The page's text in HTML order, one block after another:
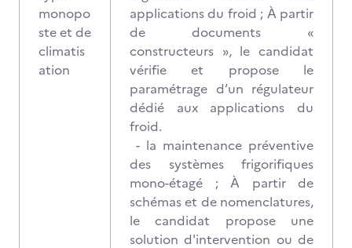
monopo
ste et de
climatis
ation
applications du froid ; À partir
de documents «
constructeurs », le candidat
vérifie et propose le
paramétrage d’un régulateur
dédié aux applications du
froid.
- la maintenance préventive
des systèmes frigorifiques
mono-étagé ; À partir de
schémas et de nomenclatures,
le candidat propose une
solution d'intervention ou de